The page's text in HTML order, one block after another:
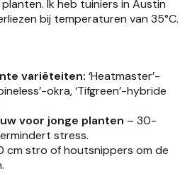
Ik heb tuiniers in Austin
bij temperaturen van 35°C.
variëteiten: ‘Heatmaster’-
okra, ‘Tifgreen’-hybride
voor jonge planten – 30-
stress.
cm stro of houtsnippers om de